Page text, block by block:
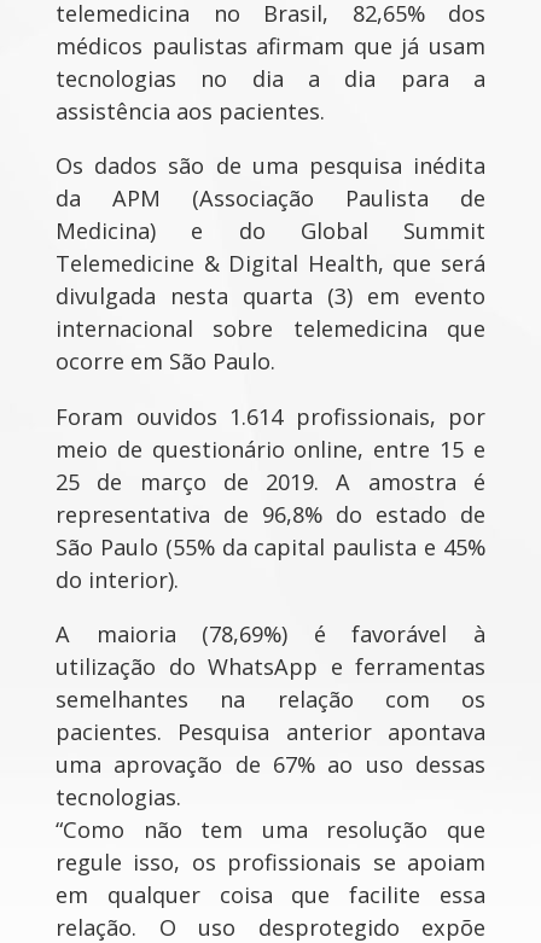
telemedicina no Brasil, 82,65% dos
médicos paulistas afirmam que já usam
tecnologias no dia a dia para a
assistência aos pacientes.
Os dados são de uma pesquisa inédita
da APM (Associação Paulista de
Medicina) e do Global Summit
Telemedicine & Digital Health, que será
divulgada nesta quarta (3) em evento
internacional sobre telemedicina que
ocorre em São Paulo.
Foram ouvidos 1.614 profissionais, por
meio de questionário online, entre 15 e
25 de março de 2019. A amostra é
representativa de 96,8% do estado de
São Paulo (55% da capital paulista e 45%
do interior).
A maioria (78,69%) é favorável à
utilização do WhatsApp e ferramentas
semelhantes na relação com os
pacientes. Pesquisa anterior apontava
uma aprovação de 67% ao uso dessas
tecnologias.
“Como não tem uma resolução que
regule isso, os profissionais se apoiam
em qualquer coisa que facilite essa
relação. O uso desprotegido expõe